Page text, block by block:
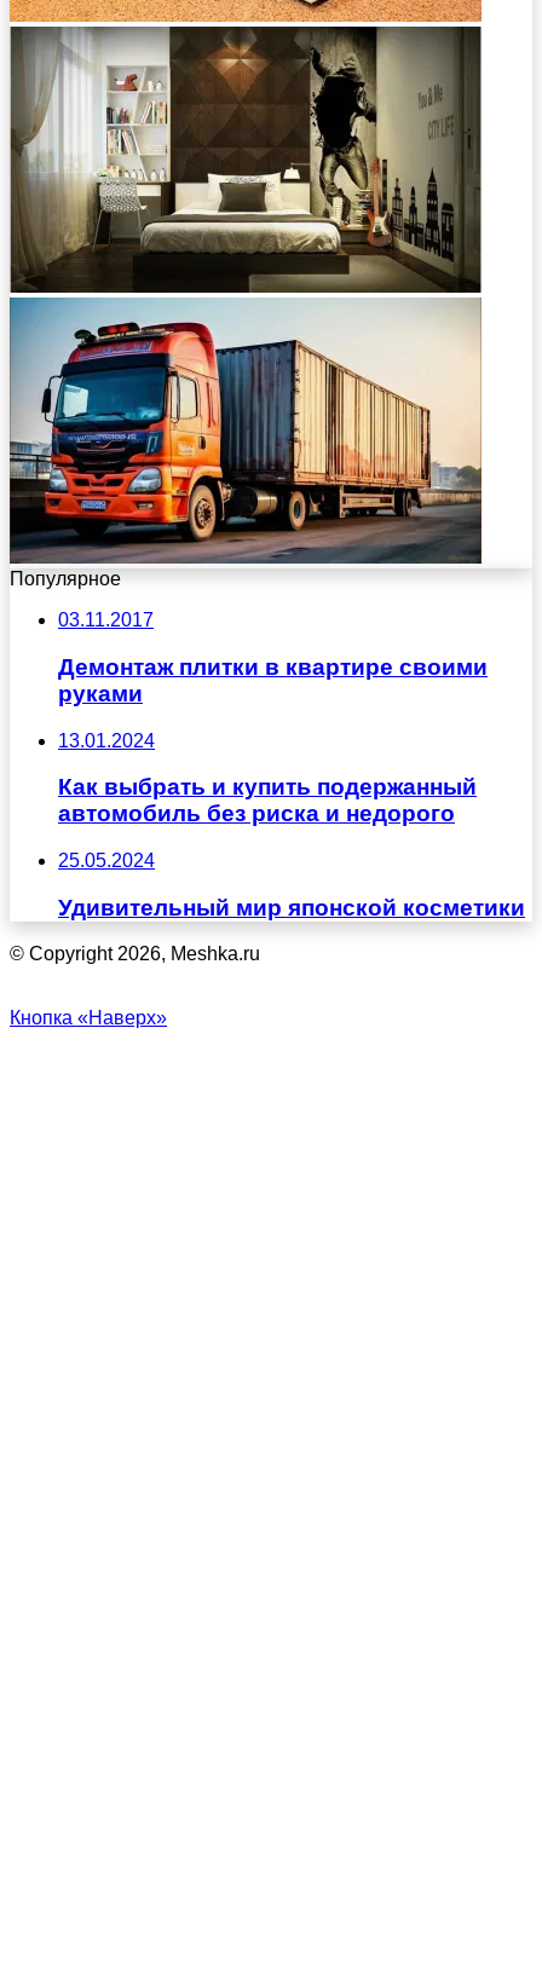
Популярное
03.11.2017
Демонтаж плитки в квартире своими
руками
13.01.2024
Как выбрать и купить подержанный
автомобиль без риска и недорого
25.05.2024
Удивительный мир японской косметики
© Copyright 2026, Meshka.ru
Кнопка «Наверх»